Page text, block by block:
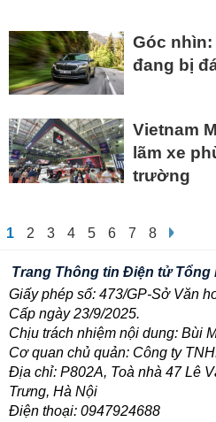
Góc
đang bị
Vietnam
lãm xe
trường
1 2 3 4 5 6 7 8
Trang Thông tin Điện tử Tổng
Giấy phép số: 473/GP-Sở Văn
Cấp ngày 23/9/2025.
Chịu trách nhiệm nội dung: Bùi
Cơ quan chủ quản: Công ty
Địa chỉ: P802A, Toà nhà 47 Lê
Trưng, Hà Nội
Điện thoại: 0947924688